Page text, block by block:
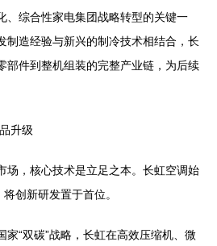
、综合性家电集团战略转型的关键一
制造经验与新兴的制冷技术相结合，长
部件到整机组装的完整产业链，为后续
升级
场，核心技术是立足之本。长虹空调始
创新研发置于首位。
家“双碳”战略，长虹在高效压缩机、微